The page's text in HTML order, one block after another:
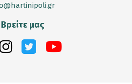
Βρείτε μας